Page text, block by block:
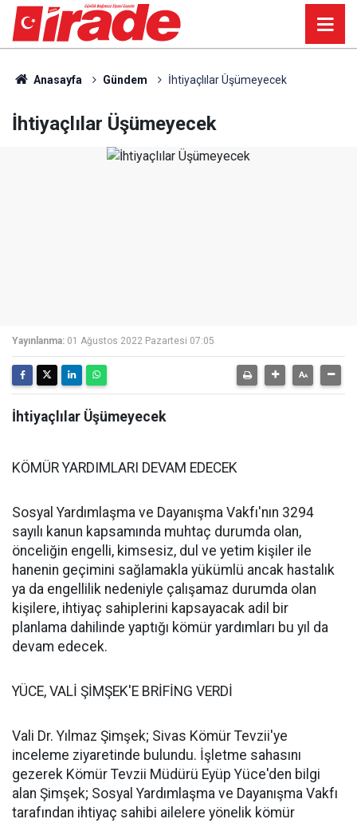
Anasayfa Gündem İhtiyaçlılar Üşümeyecek
İhtiyaçlılar Üşümeyecek
Yayınlanma: 01 Ağustos 2022 Pazartesi 07:05
İhtiyaçlılar Üşümeyecek
KÖMÜR YARDIMLARI DEVAM EDECEK
Sosyal Yardımlaşma ve Dayanışma Vakfı'nın 3294
sayılı kanun kapsamında muhtaç durumda olan,
önceliğin engelli, kimsesiz, dul ve yetim kişiler ile
hanenin geçimini sağlamakla yükümlü ancak hastalık
ya da engellilik nedeniyle çalışamaz durumda olan
kişilere, ihtiyaç sahiplerini kapsayacak adil bir
planlama dahilinde yaptığı kömür yardımları bu yıl da
devam edecek.
YÜCE, VALİ ŞİMŞEK'E BRİFİNG VERDİ
Vali Dr. Yılmaz Şimşek; Sivas Kömür Tevzii'ye
inceleme ziyaretinde bulundu. İşletme sahasını
gezerek Kömür Tevzii Müdürü Eyüp Yüce'den bilgi
alan Şimşek; Sosyal Yardımlaşma ve Dayanışma Vakfı
tarafından ihtiyaç sahibi ailelere yönelik kömür